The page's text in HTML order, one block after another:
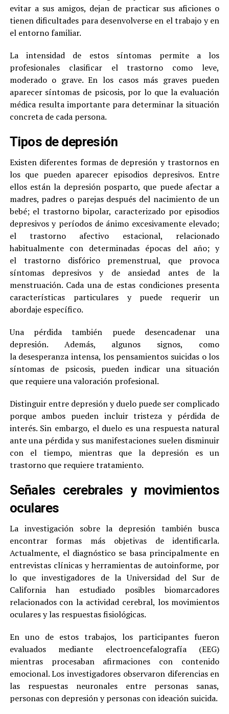
evitar a sus amigos, dejan de practicar sus aficiones o
tienen dificultades para desenvolverse en el trabajo y en
el entorno familiar.
La intensidad de estos síntomas permite a los
profesionales clasificar el trastorno como leve,
moderado o grave. En los casos más graves pueden
aparecer síntomas de psicosis, por lo que la evaluación
médica resulta importante para determinar la situación
concreta de cada persona.
Tipos de depresión
Existen diferentes formas de depresión y trastornos en
los que pueden aparecer episodios depresivos. Entre
ellos están la depresión posparto, que puede afectar a
madres, padres o parejas después del nacimiento de un
bebé; el trastorno bipolar, caracterizado por episodios
depresivos y períodos de ánimo excesivamente elevado;
el trastorno afectivo estacional, relacionado
habitualmente con determinadas épocas del año; y
el trastorno disfórico premenstrual, que provoca
síntomas depresivos y de ansiedad antes de la
menstruación. Cada una de estas condiciones presenta
características particulares y puede requerir un
abordaje específico.
Una pérdida también puede desencadenar una
depresión. Además, algunos signos, como
la desesperanza intensa, los pensamientos suicidas o los
síntomas de psicosis, pueden indicar una situación
que requiere una valoración profesional.
Distinguir entre depresión y duelo puede ser complicado
porque ambos pueden incluir tristeza y pérdida de
interés. Sin embargo, el duelo es una respuesta natural
ante una pérdida y sus manifestaciones suelen disminuir
con el tiempo, mientras que la depresión es un
trastorno que requiere tratamiento.
Señales cerebrales y movimientos
oculares
La investigación sobre la depresión también busca
encontrar formas más objetivas de identificarla.
Actualmente, el diagnóstico se basa principalmente en
entrevistas clínicas y herramientas de autoinforme, por
lo que investigadores de la Universidad del Sur de
California han estudiado posibles biomarcadores
relacionados con la actividad cerebral, los movimientos
oculares y las respuestas fisiológicas.
En uno de estos trabajos, los participantes fueron
evaluados mediante electroencefalografía (EEG)
mientras procesaban afirmaciones con contenido
emocional. Los investigadores observaron diferencias en
las respuestas neuronales entre personas sanas,
personas con depresión y personas con ideación suicida.